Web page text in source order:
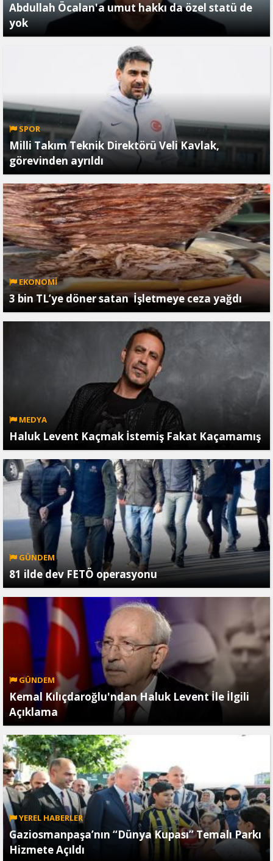
Abdullah Öcalan'a umut hakkı da özel statü de
yok
SPOR
Milli Takım Teknik Direktörü Veli Kavlak,
görevinden ayrıldı
EKONOMİ
3 bin TL’ye döner satan İşletmeye ceza yağdı
MEDYA
Haluk Levent Kaçmak İstemiş Fakat Kaçamamış
GÜNDEM
81 ilde dev FETÖ operasyonu
GÜNDEM
Kemal Kılıçdaroğlu'ndan Haluk Levent İle İlgili
Açıklama
YEREL HABERLER
Gaziosmanpaşa’nın “Dünya Kupası” Temalı Parkı
Hizmete Açıldı